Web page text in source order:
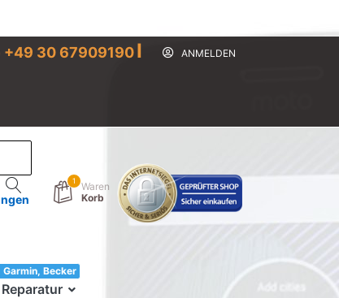
+49 30 67909190I ANMELDEN
1
Waren
Korb
Reparatur
Garmin, Becker